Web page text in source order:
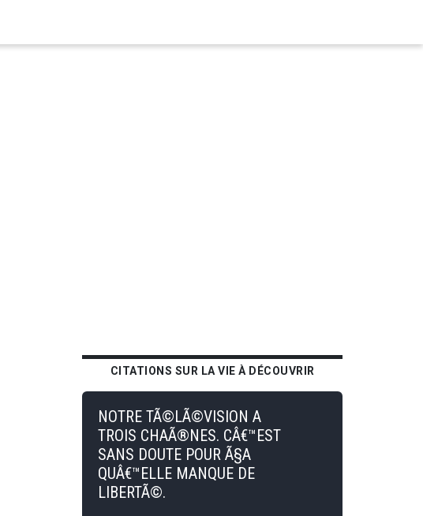
CITATIONS SUR LA VIE À DÉCOUVRIR
NOTRE TÃ©LÃ©VISION A
TROIS CHAÃ®NES. CÂ€™EST
SANS DOUTE POUR Ã§A
QUÂ€™ELLE MANQUE DE
LIBERTÃ©.